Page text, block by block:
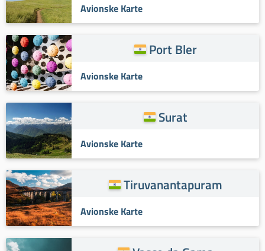
Avionske Karte
Port Bler
Avionske Karte
Surat
Avionske Karte
Tiruvanantapuram
Avionske Karte